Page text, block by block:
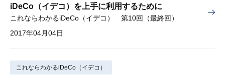
iDeCo（イデコ）を上手に利用するために
これならわかるiDeCo（イデコ） 第10回（最終回）
2017年04月04日
これならわかるiDeCo（イデコ）